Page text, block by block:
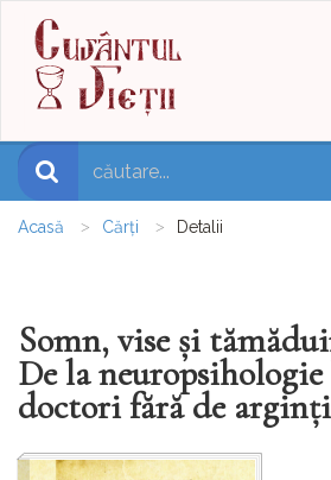
Acasă Cărți Detalii
Somn, vise și
De la
doctori fără de arginți